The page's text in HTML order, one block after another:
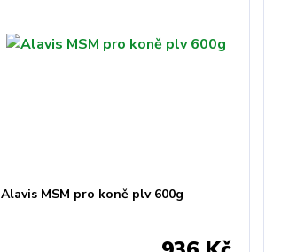
Alavis MSM pro koně plv 600g